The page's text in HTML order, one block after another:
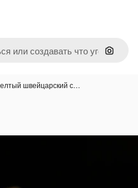
Поиск
швейцарский с…